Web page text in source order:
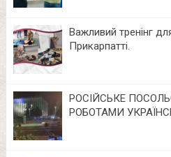
Важливий тренінг
Прикарпатті.
РОСІЙСЬКЕ
РОБОТАМИ